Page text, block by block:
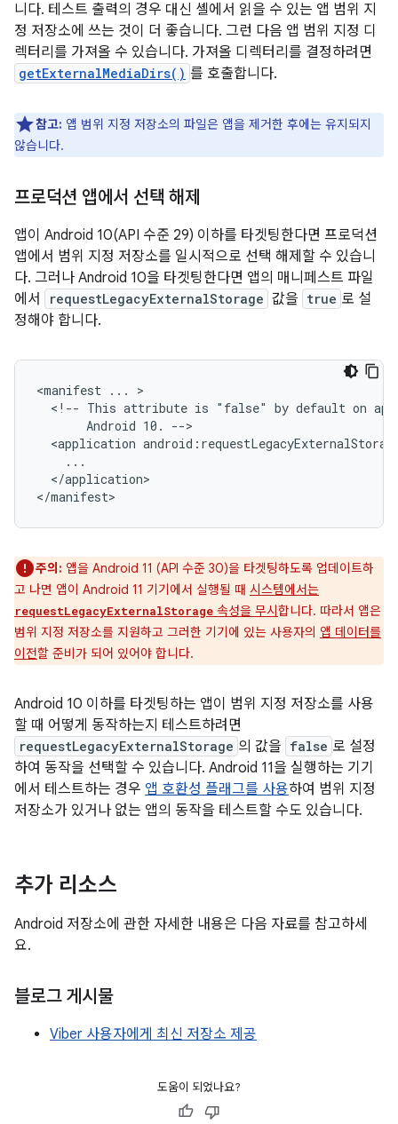
니다. 테스트 출력의 경우 대신 셸에서 읽을 수 있는 앱 범위 지
정 저장소에 쓰는 것이 더 좋습니다. 그런 다음 앱 범위 지정 디
렉터리를 가져올 수 있습니다. 가져올 디렉터리를 결정하려면
getExternalMediaDirs() 를 호출합니다.
참고: 앱 범위 지정 저장소의 파일은 앱을 제거한 후에는 유지되지
않습니다.
프로덕션 앱에서 선택 해제
앱이 Android 10(API 수준 29) 이하를 타겟팅한다면 프로덕션
앱에서 범위 지정 저장소를 일시적으로 선택 해제할 수 있습니
다. 그러나 Android 10을 타겟팅한다면 앱의 매니페스트 파일
에서
requestLegacyExternalStorage 값을 true 로 설
정해야 합니다.
<manifest ...
<!-- This attribute is "false" by default on
Android 10.
<application
</application>
</manifest>
주의: 앱을 Android 11 (API 수준 30)을 타겟팅하도록 업데이트하
고 나면 앱이 Android 11 기기에서 실행될 때 시스템에서는
requestLegacyExternalStorage 속성을 무시합니다. 따라서 앱은
범위 지정 저장소를 지원하고 그러한 기기에 있는 사용자의 앱 데이터를
이전할 준비가 되어 있어야 합니다.
Android 10 이하를 타겟팅하는 앱이 범위 지정 저장소를 사용
할 때 어떻게 동작하는지 테스트하려면
requestLegacyExternalStorage 의 값을 false 로 설정
하여 동작을 선택할 수 있습니다. Android 11을 실행하는 기기
에서 테스트하는 경우 앱 호환성 플래그를 사용하여 범위 지정
저장소가 있거나 없는 앱의 동작을 테스트할 수도 있습니다.
추가 리소스
Android 저장소에 관한 자세한 내용은 다음 자료를 참고하세
요.
블로그 게시물
Viber 사용자에게 최신 저장소 제공
도움이 되었나요?